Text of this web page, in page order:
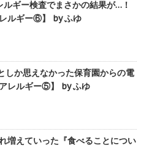
ルギー検査でまさかの結果が…！
レルギー⑥】 by ふゆ
しか思えなかった保育園からの電
レルギー⑤】 by ふゆ
増えていった『食べることについ